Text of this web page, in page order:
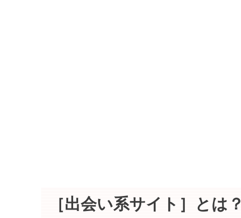
［出会い系サイト］とは？